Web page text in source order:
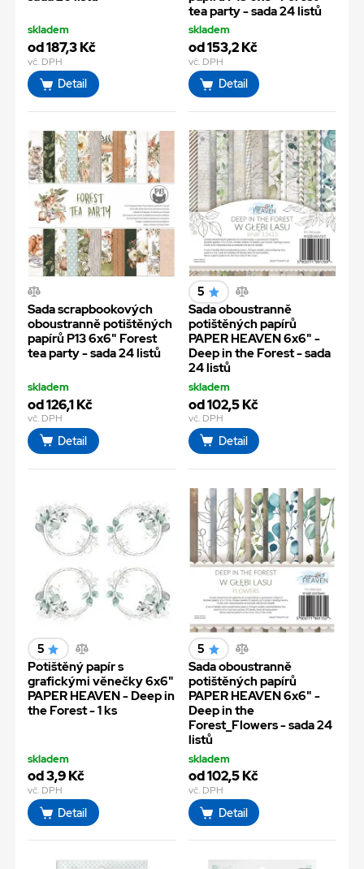
skladem
od 187,3 Kč
vč. DPH
Detail
tea party - sada 24 listů
skladem
od 153,2 Kč
vč. DPH
Detail
Sada scrapbookových
oboustranně potištěných
papírů P13 6x6" Forest
tea party - sada 24 listů
skladem
od 126,1 Kč
vč. DPH
Detail
5
Sada oboustranně
potištěných papírů
PAPER HEAVEN 6x6" -
Deep in the Forest - sada
24 listů
skladem
od 102,5 Kč
vč. DPH
Detail
5
Potištěný papír s
grafickými věnečky 6x6"
PAPER HEAVEN - Deep in
the Forest - 1 ks
skladem
od 3,9 Kč
vč. DPH
Detail
5
Sada oboustranně
potištěných papírů
PAPER HEAVEN 6x6" -
Deep in the
Forest_Flowers - sada 24
listů
skladem
od 102,5 Kč
vč. DPH
Detail